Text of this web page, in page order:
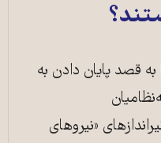
قصد پایان دادن به
«نیروهای